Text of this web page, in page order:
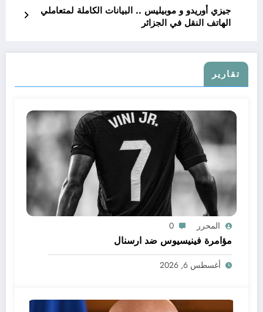
جيزي أوريدو و موبيليس .. البيانات الكاملة لمتعاملي
الهاتف النقل في الجزائر
تقارير
المحرر 0
مؤامرة فينيسيوس ضد ارسنال
أغسطس 6, 2026